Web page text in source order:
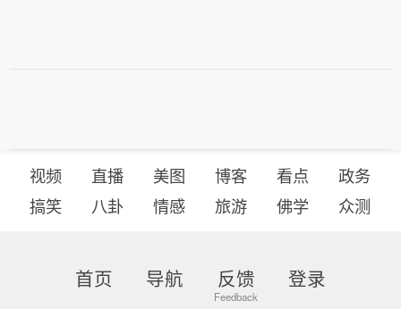
视频 直播 美图 博客 看点
政务
搞笑
八卦 情感 旅游 佛学 众测
首页 导航 反馈 登录